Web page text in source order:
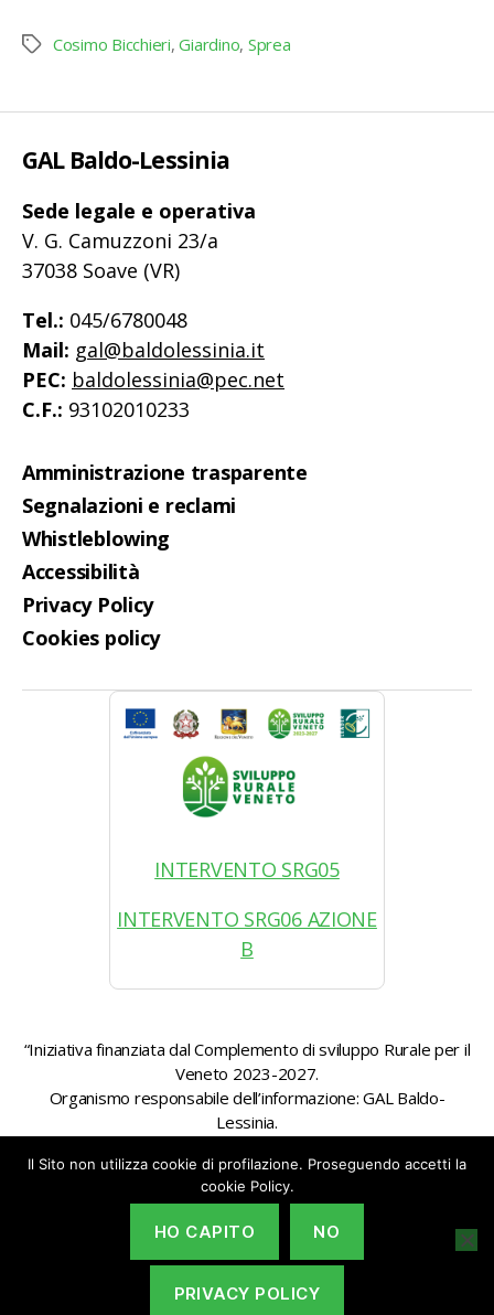
Tag Cosimo Bicchieri,Giardino, Sprea
GAL Baldo-Lessinia
Sede legale e operativa
V. G. Camuzzoni 23/a
37038 Soave (VR)
Tel.: 045/6780048
Mail: gal@baldolessinia.it
PEC: baldolessinia@pec.net
C.F.: 93102010233
Amministrazione trasparente
Segnalazioni e reclami
Whistleblowing
Accessibilità
Privacy Policy
Cookies policy
INTERVENTO SRG05
INTERVENTO SRG06 AZIONE
B
“Iniziativa finanziata dal Complemento di sviluppo Rurale per il
Veneto 2023-2027.
Organismo responsabile dell’informazione: GAL Baldo-
Lessinia.
Bonifica e Irrigazione”
GAL Baldo-Lessina
Il Sito non utilizza cookie di profilazione. Proseguendo accetti la
cookie Policy.
HO CAPITO NO
PRIVACY POLICY